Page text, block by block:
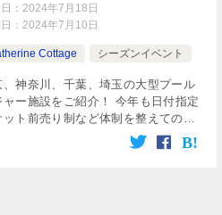
： 2024年7月18日
： 2024年7月10日
Cottage シーズンイベント
、神奈川、千葉、埼玉の大型プール
ャー施設をご紹介！ 今年も日付指定
ット前売り制など体制を整えての営
多いようです。各施設の料金、アク
など情報を表にまとめましたので、